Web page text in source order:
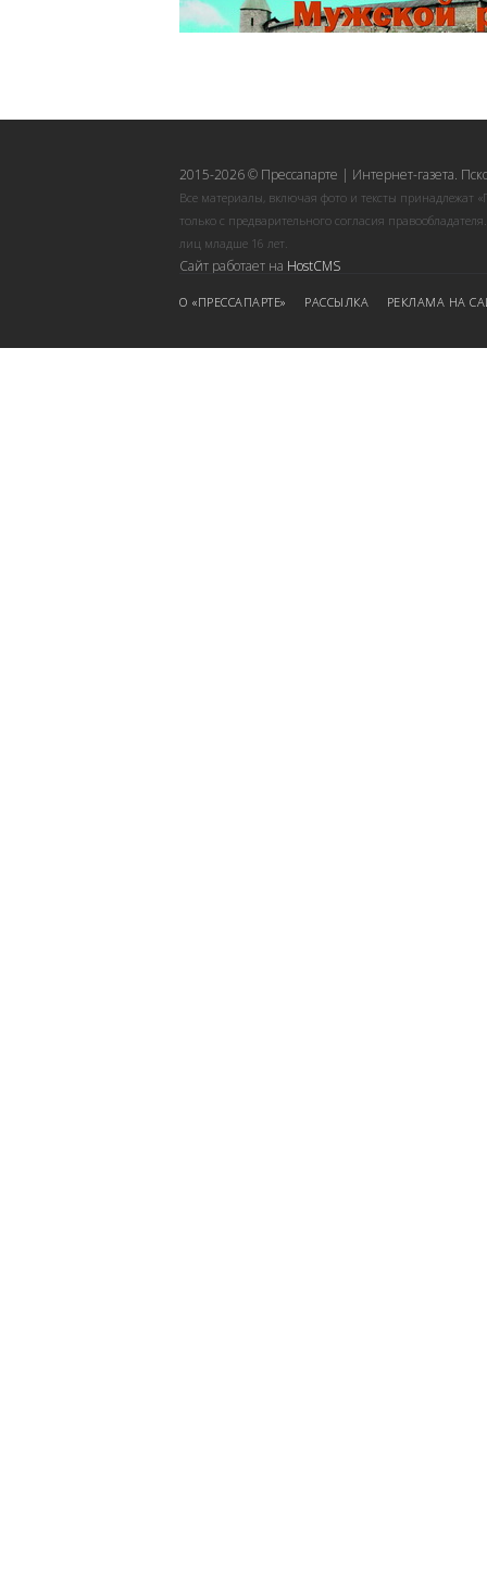
2015-2026 © Прессапарте | Интернет-газета.
Все материалы, включая фото и тексты принадлежат
только с предварительного согласия
лиц младше 16 лет.
Сайт работает на HostCMS
О «ПРЕССАПАРТЕ» РАССЫЛКА РЕКЛАМА НА